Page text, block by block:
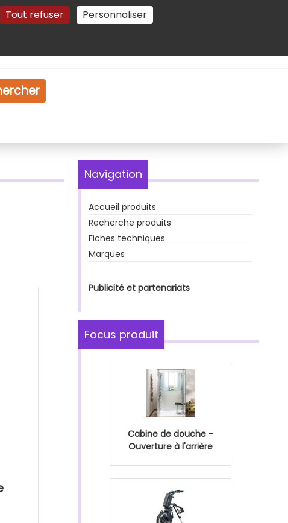
Tout refuser Personnaliser
Gestion des cookies
Navigation
Accueil produits
Recherche produits
Fiches techniques
Marques
Publicité et partenariats
Focus produit
Cabine de douche -
Ouverture à l'arrière